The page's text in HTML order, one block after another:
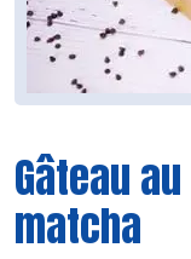
Gâteau
matcha